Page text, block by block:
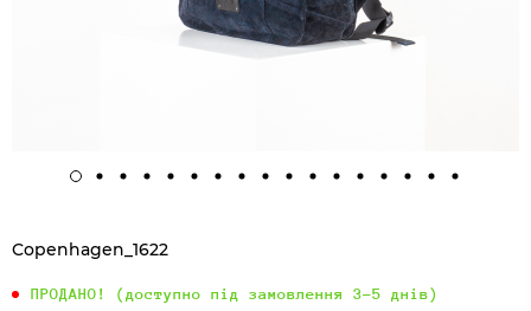
Copenhagen_1622
ПРОДАНО! (доступно під замовлення 3-5 днів)